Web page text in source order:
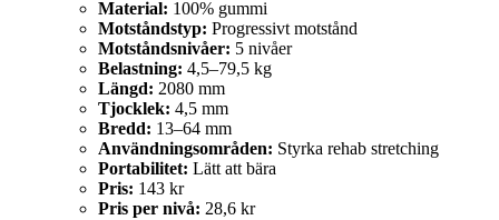
Material: 100% gummi
Motståndstyp: Progressivt motstånd
Motståndsnivåer: 5 nivåer
Belastning: 4,5–79,5 kg
Längd: 2080 mm
Tjocklek: 4,5 mm
Bredd: 13–64 mm
Användningsområden: Styrka rehab stretching
Portabilitet: Lätt att bära
Pris: 143 kr
Pris per nivå: 28,6 kr